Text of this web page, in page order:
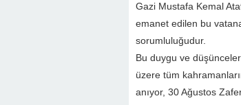
Gazi Mustafa Kemal
emanet edilen bu
sorumluluğudur.
Bu duygu ve
üzere tüm
anıyor, 30 Ağustos